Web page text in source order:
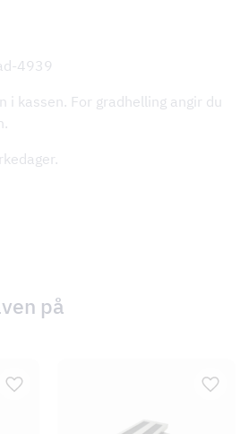
4939
i kassen. For gradhelling angir du
på